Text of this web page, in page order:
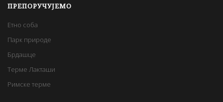
ПРЕПОРУЧУЈЕМО
Етно соба
Парк природе
Брдашце
Терме Лакташи
Римске терме